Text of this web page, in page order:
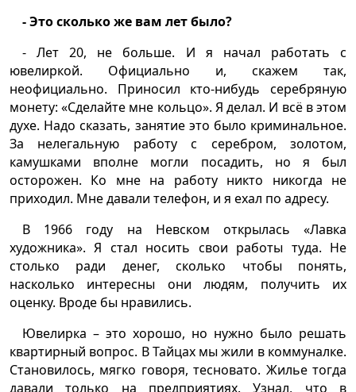
- Это сколько же вам лет было?
- Лет 20, не больше. И я начал работать с
ювелиркой. Официально и, скажем так,
неофициально. Приносил кто-нибудь серебряную
монету: «Сделайте мне кольцо». Я делал. И всё в этом
духе. Надо сказать, занятие это было криминальное.
За нелегальную работу с серебром, золотом,
камушками вполне могли посадить, но я был
осторожен. Ко мне на работу никто никогда не
приходил. Мне давали телефон, и я ехал по адресу.
В 1966 году на Невском открылась «Лавка
художника». Я стал носить свои работы туда. Не
столько ради денег, сколько чтобы понять,
насколько интересны они людям, получить их
оценку. Вроде бы нравились.
Ювелирка – это хорошо, но нужно было решать
квартирный вопрос. В Тайцах мы жили в коммуналке.
Становилось, мягко говоря, тесновато. Жилье тогда
давали только на предприятиях. Узнал, что в